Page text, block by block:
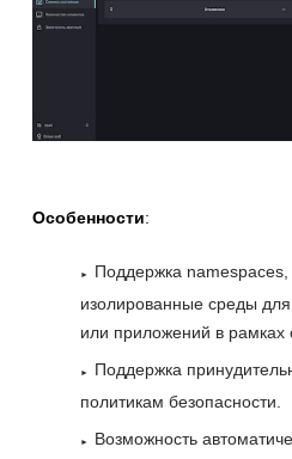
Особенности:
Поддержка namespaces,
изолированные среды
или приложений в рамках
Поддержка
политикам безопасности.
Возможность